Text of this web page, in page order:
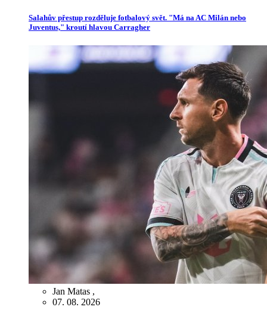
Salahův přestup rozděluje fotbalový svět. "Má na AC Milán nebo
Juventus," kroutí hlavou Carragher
Jan Matas ,
07. 08. 2026